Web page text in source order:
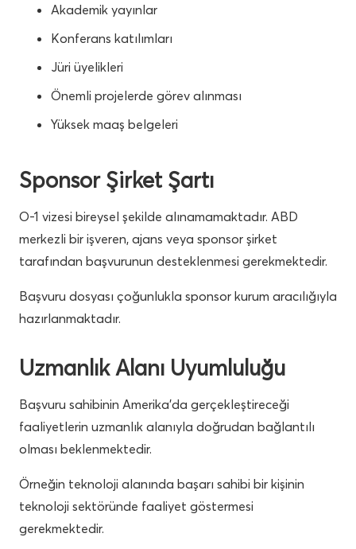
Akademik yayınlar
Konferans katılımları
Jüri üyelikleri
Önemli projelerde görev alınması
Yüksek maaş belgeleri
Sponsor Şirket Şartı
O-1 vizesi bireysel şekilde alınamamaktadır. ABD
merkezli bir işveren, ajans veya sponsor şirket
tarafından başvurunun desteklenmesi gerekmektedir.
Başvuru dosyası çoğunlukla sponsor kurum aracılığıyla
hazırlanmaktadır.
Uzmanlık Alanı Uyumluluğu
Başvuru sahibinin Amerika’da gerçekleştireceği
faaliyetlerin uzmanlık alanıyla doğrudan bağlantılı
olması beklenmektedir.
Örneğin teknoloji alanında başarı sahibi bir kişinin
teknoloji sektöründe faaliyet göstermesi
gerekmektedir.